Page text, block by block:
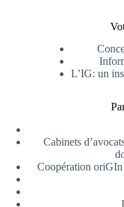
L’IG: un
Cabinets
Coopération